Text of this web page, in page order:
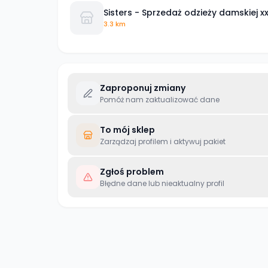
Sisters - Sprzedaż odzieży damskiej
3.3 km
Zaproponuj zmiany
Pomóż nam zaktualizować dane
To mój sklep
Zarządzaj profilem i aktywuj pakiet
Zgłoś problem
Błędne dane lub nieaktualny profil